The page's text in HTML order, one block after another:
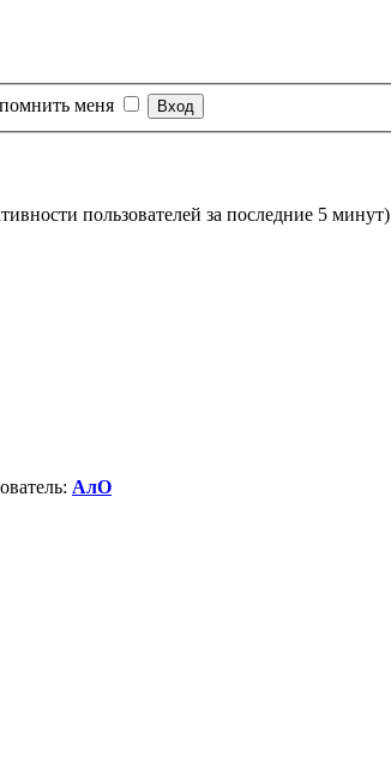
меня
пользователей за последние 5 минут)
АлО